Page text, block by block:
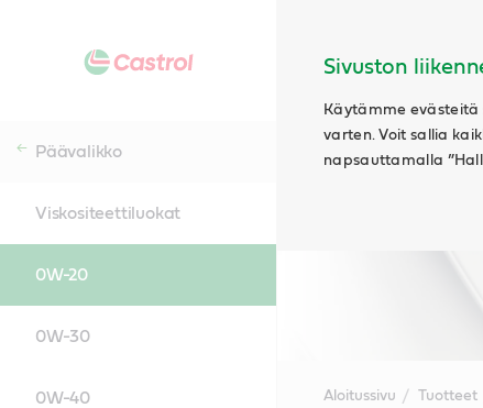
Sivuston
Käytämme evästeitä
varten. Voit sallia
napsauttamalla
Päävalikko
Viskositeettiluokat
0W-20
0W-30
0W-40 Aloitussivu Tuotteet